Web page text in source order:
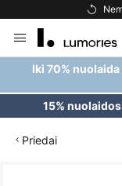
to
Content
Iki 70%
15%
Priedai